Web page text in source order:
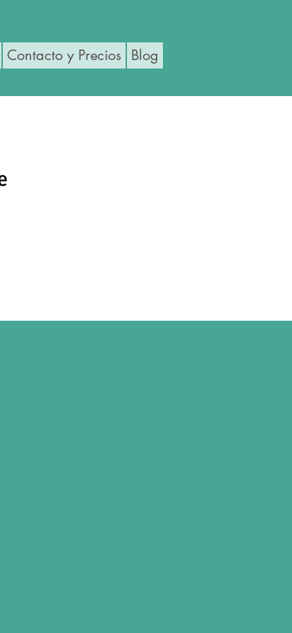
Contacto y Precios Blog